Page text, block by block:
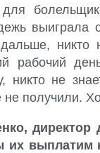
выиграла
никто
рабочий
никто не
получили.
директор
их выплатим